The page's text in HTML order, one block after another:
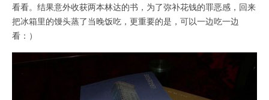
看看。结果意外收获两本林达的书，为了弥补花钱的罪恶感，回来
把冰箱里的馒头蒸了当晚饭吃，更重要的是，可以一边吃一边
看：）